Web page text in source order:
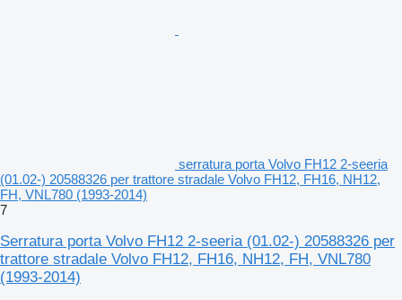
serratura porta Volvo FH12 2-seeria
(01.02-) 20588326 per trattore stradale Volvo FH12, FH16, NH12,
FH, VNL780 (1993-2014)
7
Serratura porta Volvo FH12 2-seeria (01.02-) 20588326 per
trattore stradale Volvo FH12, FH16, NH12, FH, VNL780
(1993-2014)